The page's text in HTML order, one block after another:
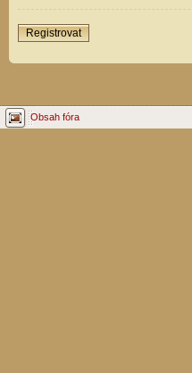
Registrovat
Obsah fóra